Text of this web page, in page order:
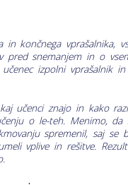
in končnega vprašalnika,
pred snemanjem in o
učenec izpolni vprašalnik
učenci znajo in kako
o le-teh. Menimo,
spremenil, saj se
vplive in rešitve.
.